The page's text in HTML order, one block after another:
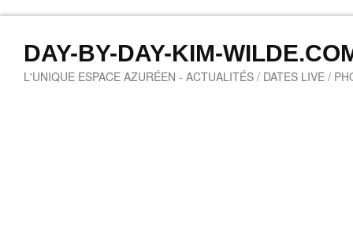
DAY-BY-DAY-KIM-
L'UNIQUE ESPACE AZURÉEN - ACTUALITÉS / DATES LIVE /